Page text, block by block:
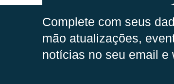
Complete com seus
mão atualizações,
notícias no seu email e